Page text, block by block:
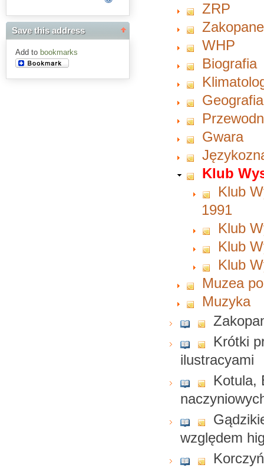
Save this address
Add to bookmarks
ZRP
Zakopane
WHP
Biografia
Gwara
Klub
Klub
1991
Klub
Klub
Klub
Muzea
Muzyka
Krótki
ilustracyami
Kotula,
względem